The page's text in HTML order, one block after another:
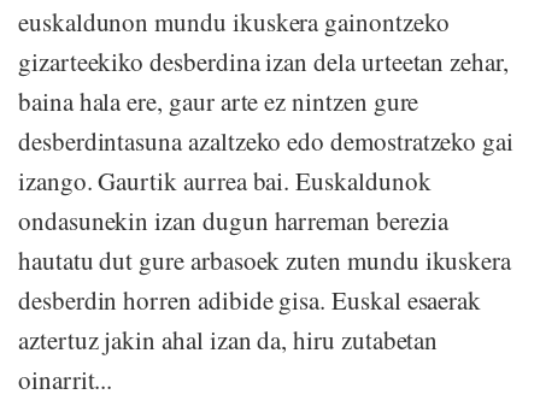
euskaldunon mundu ikuskera gainontzeko
gizarteekiko desberdina izan dela urteetan zehar,
baina hala ere, gaur arte ez nintzen gure
desberdintasuna azaltzeko edo demostratzeko gai
izango. Gaurtik aurrea bai. Euskaldunok
ondasunekin izan dugun harreman berezia
hautatu dut gure arbasoek zuten mundu ikuskera
desberdin horren adibide gisa. Euskal esaerak
aztertuz jakin ahal izan da, hiru zutabetan
oinarrit...